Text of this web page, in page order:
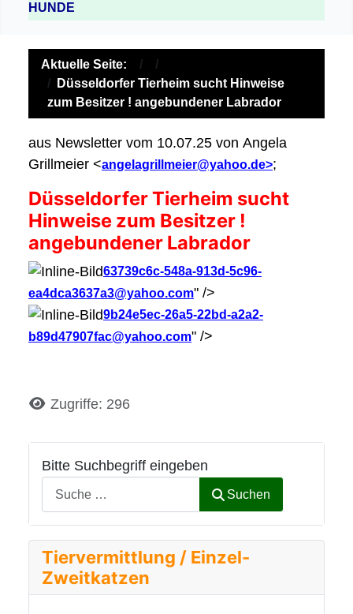
HUNDE
Bitte Suchbegriff eingeben
Suchen
Tiervermittlung / Einzel-
Zweitkatzen
Aktuelle Seite:
Düsseldorfer Tierheim sucht Hinweise
zum Besitzer ! angebundener Labrador
aus Newsletter vom 10.07.25 von Angela
Grillmeier <angelagrillmeier@yahoo.de>;
Düsseldorfer Tierheim sucht
Hinweise zum Besitzer !
angebundener Labrador
63739c6c-548a-913d-5c96-
ea4dca3637a3@yahoo.com" />
9b24e5ec-26a5-22bd-a2a2-
b89d47907fac@yahoo.com" />
DetailsZugriffe: 296